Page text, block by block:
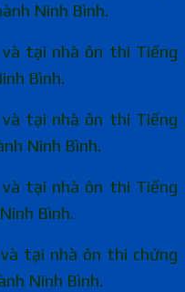
Ninh Bình.
và tại nhà ôn thi Tiếng
Bình.
và tại nhà ôn thi Tiếng
Ninh Bình.
và tại nhà ôn thi Tiếng
Bình.
tại nhà ôn thi chứng
Ninh Bình.